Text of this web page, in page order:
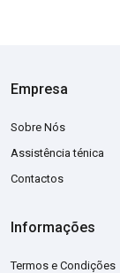
Empresa
Sobre Nós
Assistência ténica
Contactos
Informações
Termos e Condições